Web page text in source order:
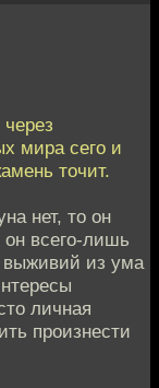
мира сего и
точит.
нет, то он
он всего-лишь
из ума
личная
произнести